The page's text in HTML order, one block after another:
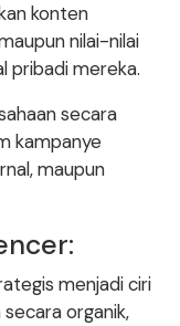
konten
nilai-nilai
pribadi mereka.
secara
kampanye
maupun
menjadi ciri
organik,